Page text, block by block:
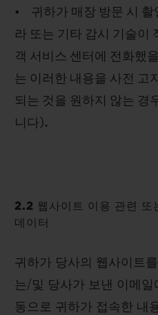
• 귀하가 매장 방문 시
라 또는 기타 감시 기술이
객 서비스 센터에 전화했
는 이러한 내용을 사전 고
되는 것을 원하지 않는 경
니다).
2.2 웹사이트 이용 관련 또
데이터
귀하가 당사의 웹사이트
는/및 당사가 보낸 이메
동으로 귀하가 접속한 내